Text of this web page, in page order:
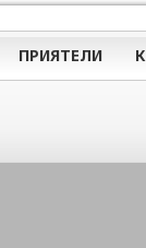
ПРИЯТЕЛИ